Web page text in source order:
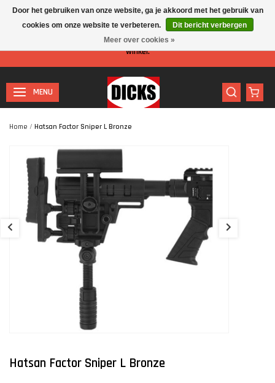
Let op: I.v.m. de zomervakantie is er minder personeel aanwezig in de
winkel.
MENU
Home / Hatsan Factor Sniper L Bronze
Hatsan Factor Sniper L Bronze
Door het gebruiken van onze website, ga je akkoord met het gebruik van
cookies om onze website te verbeteren.
Dit bericht verbergen
Meer over cookies »